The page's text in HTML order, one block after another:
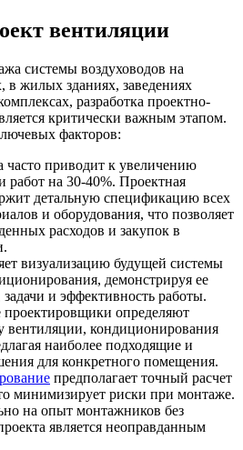
вентиляции
системы воздуховодов на
жилых зданиях, заведениях
разработка проектно-
критически важным этапом.
факторов:
часто приводит к увеличению
работ на 30-40%. Проектная
детальную спецификацию всех
и оборудования, что позволяет
расходов и закупок в
визуализацию будущей системы
демонстрируя ее
и эффективность работы.
определяют
вентиляции, кондиционирования
наиболее подходящие и
для конкретного помещения.
предполагает точный расчет
минимизирует риски при монтаже.
на опыт монтажников без
является неоправданным